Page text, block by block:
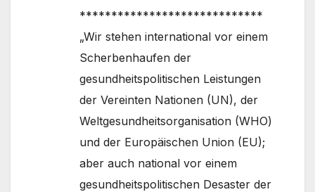
*****************************
„Wir stehen international vor einem
Scherbenhaufen der
gesundheitspolitischen Leistungen
der Vereinten Nationen (UN), der
Weltgesundheitsorganisation (WHO)
und der Europäischen Union (EU);
aber auch national vor einem
gesundheitspolitischen Desaster der